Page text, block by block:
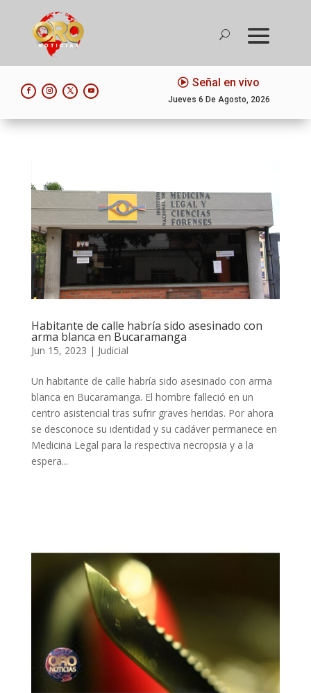
Señal en vivo
Jueves 6 De Agosto, 2026
Habitante de calle habría sido asesinado con
arma blanca en Bucaramanga
Jun 15, 2023 | Judicial
Un habitante de calle habría sido asesinado con arma
blanca en Bucaramanga. El hombre falleció en un
centro asistencial tras sufrir graves heridas. Por ahora
se desconoce su identidad y su cadáver permanece en
Medicina Legal para la respectiva necropsia y a la
espera...